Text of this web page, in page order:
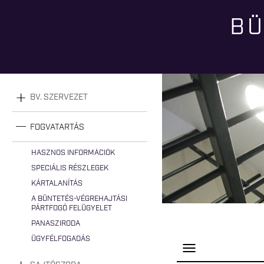
BV. SZERVEZET
FOGVATARTÁS
HASZNOS INFORMÁCIÓK
SPECIÁLIS RÉSZLEGEK
KÁRTALANÍTÁS
A BÜNTETÉS-VÉGREHAJTÁSI
PÁRTFOGÓ FELÜGYELET
PANASZIRODA
ÜGYFÉLFOGADÁS
P